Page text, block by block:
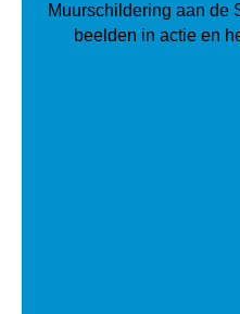
Muurschildering aan de
beelden in actie